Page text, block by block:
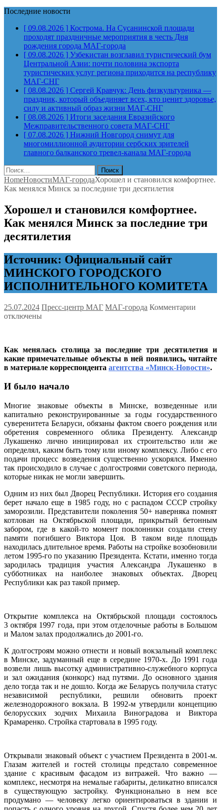
Последние новости
[ 09.08.2026 ] Кострома. На Сусанинской площади
проходят праздничные мероприятия в честь Дня
рождения города МАГ-города
[ 09.08.2026 ] Узбекистан возглавил туристический бум
Центральной Азии: почти половина экспорта
туристических услуг региона приходится на республику
МАГ-СНГ
[ 08.08.2026 ] Сергей Кравчук: День физкультурника —
праздник, который объединяет всех, кто ценит здоровье,
силу и активный образ жизни МАГ-СНГ
[ 08.08.2026 ] Итоги заседания Евразийского
Межправительственного совета МАГ-СНГ
[ 07.08.2026 ] Нижний Новгород снимут для
многомиллионной аудитории сербских зрителей
главного балканского тревел-канала МАГ-города
Найти:
HomeНовостиМАГ-городаХорошел и становился комфортнее.
Как менялся Минск за последние три десятилетия
Хорошел и становился комфортнее.
Как менялся Минск за последние три
десятилетия
Источник: Официальный сайт
МИНСКОГО ГОРОДСКОГО
ИСПОЛНИТЕЛЬНОГО КОМИТЕТА
25.07.2024 Пресс-центр МАГ МАГ-города Комментарии
Как
три
отключены
Как менялась столица за последние три десятилетия и
какие примечательные объекты в ней появились, читайте
в материале корреспондента агентства «Минск-Новости».
И было начало
Многие знаковые объекты в Минске, возведенные или
капитально реконструированные за годы государственного
суверенитета Беларуси, обязаны фактом своего рождения или
обретения современного облика Президенту. Александр
Лукашенко лично инициировал их строительство или же
определял, каким быть тому или иному комплексу. Либо с его
подачи процесс возведения существенно ускорялся. Именно
так происходило в случае с долгостроями советского периода,
которые никак не могли завершить.
Одним из них был Дворец Республики. История его создания
берет начало еще в 1985 году, но с распадом СССР стройку
заморозили. Представители поколения 50+ наверняка помнят
котлован на Октябрьской площади, прикрытый бетонным
забором, где в какой-то момент поклонники создали стену
памяти погибшего Виктора Цоя. В таком виде площадь
находилась длительное время. Работы на стройке возобновили
летом 1995-го по указанию Президента. Кстати, именно тогда
зародилась традиция участия Александра Лукашенко в
субботниках на наиболее знаковых объектах. Дворец
Республики как раз такой пример.
Открытие комплекса на Октябрьской площади состоялось
3 октября 1997 года, при этом отделочные работы в Большом
и Малом залах продолжались до 2001-го.
К долгостроям можно отнести и новый вокзальный комплекс
в Минске, задуманный еще в середине 1970-х. До 1991 года
возвели лишь высотку административно-служебного корпуса
и зал ожидания (конкорс) над путями. До основного здания
дело тогда так и не дошло. Когда же Беларусь получила статус
независимой республики, решили обновить проект
железнодорожного вокзала. В 1992-м утвердили концепцию
белорусских зодчих Михаила Виноградова и Виктора
Крамаренко. Стройка стартовала в 1995 году.
Открывали знаковый объект с участием Президента в 2001-м.
Глазам жителей и гостей столицы предстало современное
здание с красивым фасадом из витражей. Что важно —
комплекс, несмотря на немалые габариты, деликатно вписался
в существующую застройку. Функционально в нем все
продумано — человеку легко ориентироваться в здании и